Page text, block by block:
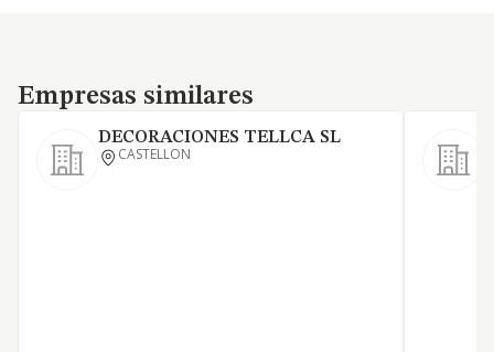
Empresas similares
Empresas similares
DECORACIONES TELLCA SL
CASTELLON